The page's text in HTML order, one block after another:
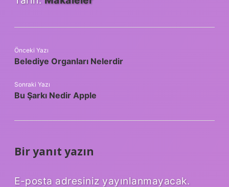
Önceki Yazı
Belediye Organları Nelerdir
Sonraki Yazı
Bu Şarkı Nedir Apple
Bir yanıt yazın
E-posta adresiniz yayınlanmayacak.